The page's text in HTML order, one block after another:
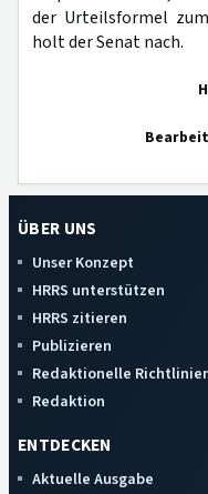
der Urteilsformel
holt der Senat nach.
ÜBER UNS
Unser Konzept
HRRS unterstützen
HRRS zitieren
Publizieren
Redaktionelle
Redaktion
ENTDECKEN
Aktuelle Ausgabe